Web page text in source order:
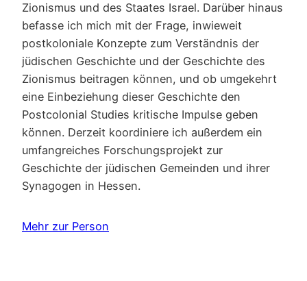
Zionismus und des Staates Israel. Darüber hinaus
befasse ich mich mit der Frage, inwieweit
postkoloniale Konzepte zum Verständnis der
jüdischen Geschichte und der Geschichte des
Zionismus beitragen können, und ob umgekehrt
eine Einbeziehung dieser Geschichte den
Postcolonial Studies kritische Impulse geben
können. Derzeit koordiniere ich außerdem ein
umfangreiches Forschungsprojekt zur
Geschichte der jüdischen Gemeinden und ihrer
Synagogen in Hessen.
Mehr zur Person